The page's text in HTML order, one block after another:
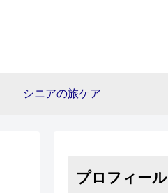
シニアの旅ケア
プロフィール